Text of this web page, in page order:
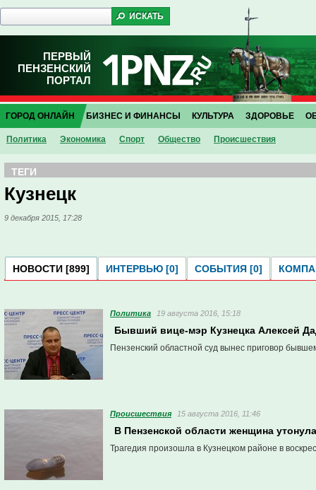
ПЕРВЫЙ
ПЕНЗЕНСКИЙ
ПОРТАЛ
ГОРОД ОНЛАЙН
Политика Экономика Спорт Общество Проиcшествия
БИЗНЕС И ФИНАНСЫ КУЛЬТУРА ЗДОРОВЬЕ
ТЕГИ
Кузнецк
9 декабря 2015, 17:28
НОВОСТИ [899] ИНТЕРВЬЮ [0] СОБЫТИЯ [0]
Политика 19 августа 2016, 15:18
Бывший вице-мэр Кузнецка Алексей
Пензенский областной суд вынес приговор
Проиcшествия 15 августа 2016, 11:46
В Пензенской области женщина
Трагедия произошла в Кузнецком районе в